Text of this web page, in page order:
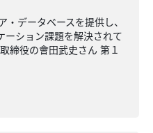
データベースを提供し、
ーション課題を解決されて
締役の會田武史さん 第１